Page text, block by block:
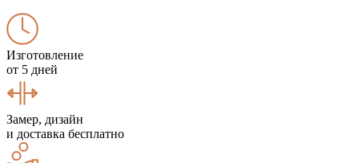
Изготовление
от 5 дней
Замер, дизайн
и доставка бесплатно